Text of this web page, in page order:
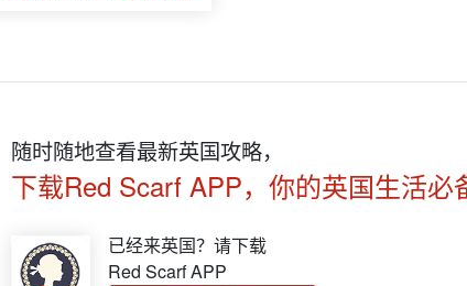
随时随地查看最新英国攻略，
下载Red Scarf APP，你的英国生活必
已经来英国？请下载
Red Scarf APP